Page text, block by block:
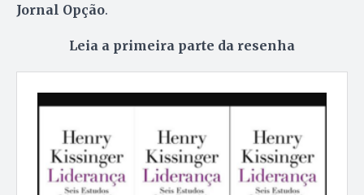
Jornal Opção.
Leia a primeira parte da resenha